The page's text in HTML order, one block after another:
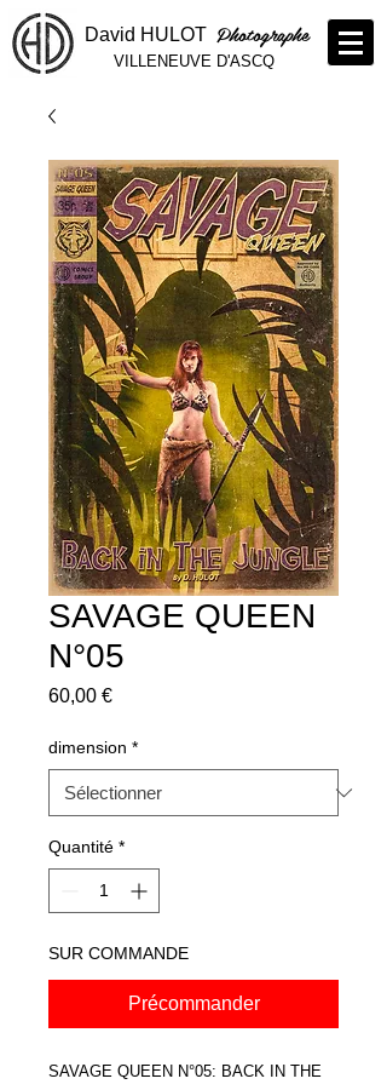
David HULOT Photographe
VILLENEUVE D'ASCQ
SAVAGE QUEEN
N°05
60,00 €Prix
dimension *
Quantité *
SUR COMMANDE
Précommander
SAVAGE QUEEN N°05: BACK IN THE